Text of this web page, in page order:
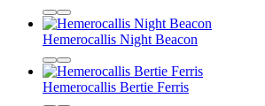
Hemerocallis Night Beacon
Hemerocallis Bertie Ferris